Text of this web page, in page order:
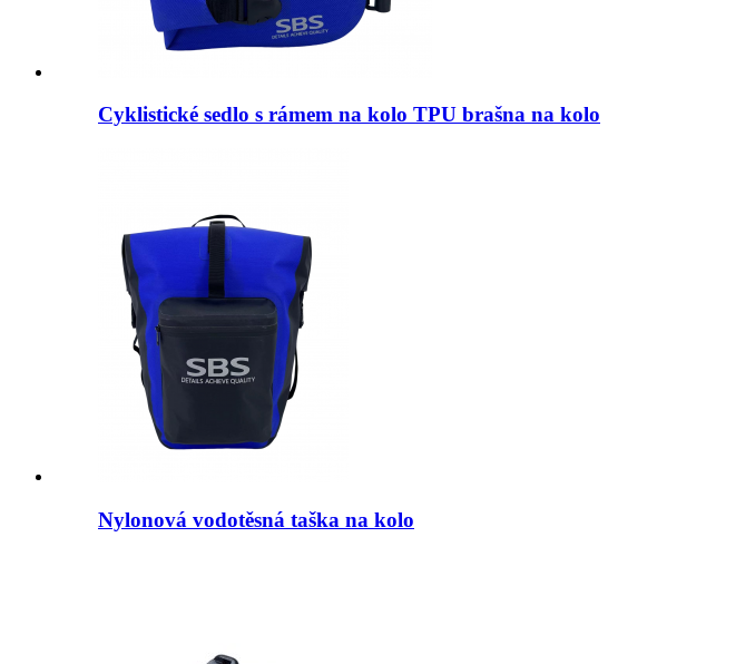
Cyklistické sedlo s rámem na kolo TPU brašna na kolo
Nylonová vodotěsná taška na kolo